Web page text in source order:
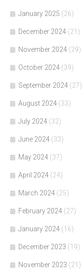
January 2025 (26)
December 2024 (21)
November 2024 (29)
October 2024 (39)
September 2024 (27)
August 2024 (33)
July 2024 (32)
June 2024 (33)
May 2024 (37)
April 2024 (24)
March 2024 (25)
February 2024 (27)
January 2024 (16)
December 2023 (19)
November 2023 (21)